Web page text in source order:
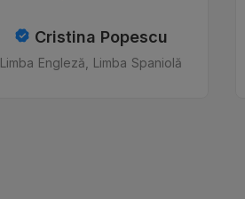
Cristina Popescu
Limba Engleză, Limba Spaniolă